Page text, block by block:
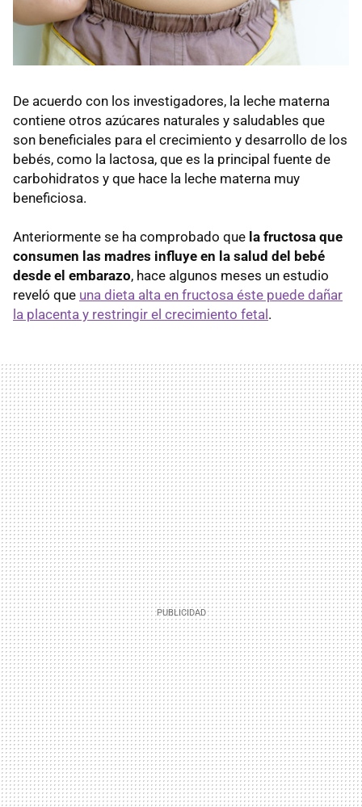
De acuerdo con los investigadores, la leche materna
contiene otros azúcares naturales y saludables que
son beneficiales para el crecimiento y desarrollo de los
bebés, como la lactosa, que es la principal fuente de
carbohidratos y que hace la leche materna muy
beneficiosa.
Anteriormente se ha comprobado que la fructosa que
consumen las madres influye en la salud del bebé
desde el embarazo, hace algunos meses un estudio
reveló que una dieta alta en fructosa éste puede dañar
la placenta y restringir el crecimiento fetal .